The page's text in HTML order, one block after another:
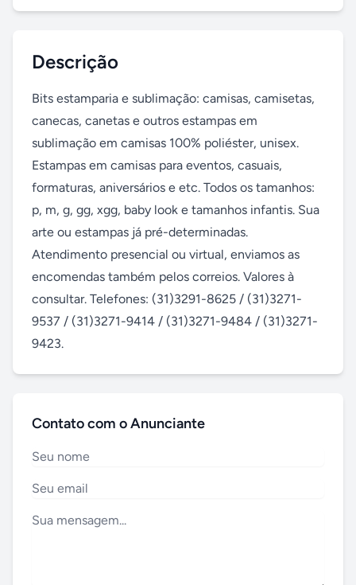
Descrição
Bits estamparia e sublimação: camisas, camisetas,
canecas, canetas e outros estampas em
sublimação em camisas 100% poliéster, unisex.
Estampas em camisas para eventos, casuais,
formaturas, aniversários e etc. Todos os tamanhos:
p, m, g, gg, xgg, baby look e tamanhos infantis. Sua
arte ou estampas já pré-determinadas.
Atendimento presencial ou virtual, enviamos as
encomendas também pelos correios. Valores à
consultar. Telefones: (31)3291-8625 / (31)3271-
9537 / (31)3271-9414 / (31)3271-9484 / (31)3271-
9423.
Contato com o Anunciante